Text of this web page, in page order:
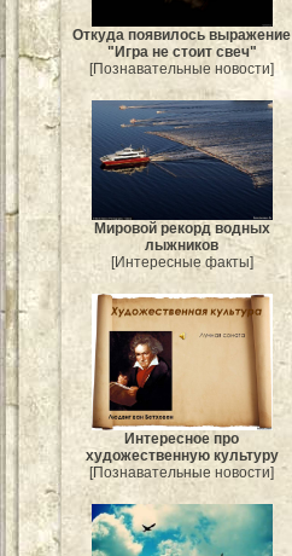
Откуда появилось выражение
"Игра не стоит свеч"
[Познавательные новости]
Мировой рекорд водных
лыжников
[Интересные факты]
Интересное про
художественную культуру
[Познавательные новости]